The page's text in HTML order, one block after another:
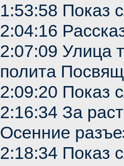
1:53:58 Показ
2:04:16
2:07:09 Улица
полита
2:09:20 Показ
2:16:34 За
Осенние
2:18:34 Показ